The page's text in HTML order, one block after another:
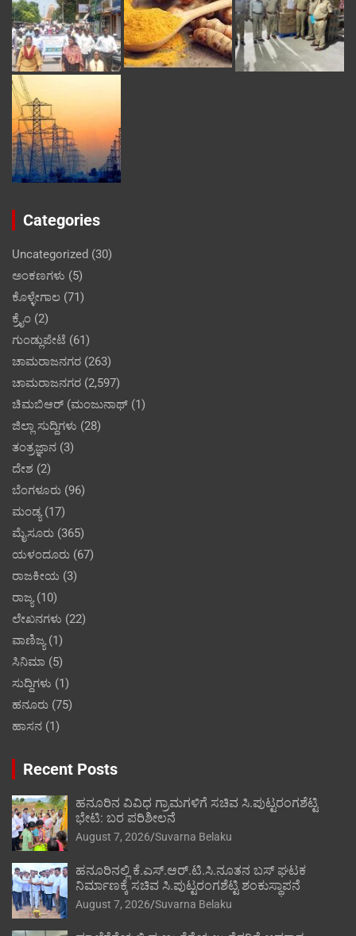
Categories
Uncategorized (30)
ಅಂಕಣಗಳು (5)
ಕೊಳ್ಳೇಗಾಲ (71)
ಕ್ರೈಂ (2)
ಗುಂಡ್ಲುಪೇಟೆ (61)
ಚಾಮರಾಜನಗರ (263)
ಚಾಮರಾಜನಗರ (2,597)
ಚಿಮಬಿಆರ್ (ಮಂಜುನಾಥ್ (1)
ಜಿಲ್ಲಾ ಸುದ್ದಿಗಳು (28)
ತಂತ್ರಜ್ಞಾನ (3)
ದೇಶ (2)
ಬೆಂಗಳೂರು (96)
ಮಂಡ್ಯ(17)
ಮೈಸೂರು (365)
ಯಳಂದೂರು (67)
ರಾಜಕೀಯ (3)
ರಾಜ್ಯ(10)
ಲೇಖನಗಳು (22)
ವಾಣಿಜ್ಯ(1)
ಸಿನಿಮಾ (5)
ಸುದ್ದಿಗಳು (1)
ಹನೂರು (75)
ಹಾಸನ (1)
Recent Posts
ಹನೂರಿನ ವಿವಿಧ ಗ್ರಾಮಗಳಿಗೆ ಸಚಿವ ಸಿ.ಪುಟ್ಟರಂಗಶೆಟ್ಟಿ
ಭೇಟಿ: ಬರ ಪರಿಶೀಲನೆ
August 7, 2026 Suvarna Belaku
ಹನೂರಿನಲ್ಲಿ ಕೆ.ಎಸ್.ಆರ್.ಟಿ.ಸಿ.ನೂತನ ಬಸ್ ಘಟಕ
ನಿರ್ಮಾಣಕ್ಕೆ ಸಚಿವ ಸಿ.ಪುಟ್ಟರಂಗಶೆಟ್ಟಿ ಶಂಕುಸ್ಥಾಪನೆ
August 7, 2026 Suvarna Belaku